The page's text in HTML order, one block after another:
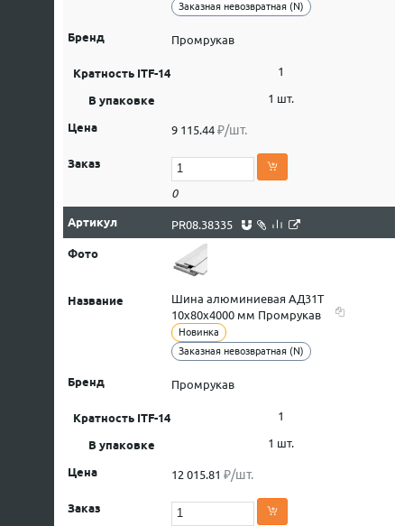
Заказная невозвратная (N)
Промрукав
1
1 шт.
9 115.44 ₽/шт.
0
PR08.38335
Шина алюминиевая АД31Т
10х80х4000 мм Промрукав
Новинка
Заказная невозвратная (N)
Промрукав
1
1 шт.
12 015.81 ₽/шт.